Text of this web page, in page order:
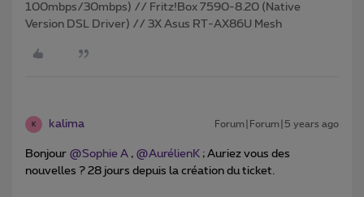
100mbps/30mbps) // Fritz!Box 7590-8.20 (Native
Version DSL Driver) // 3X Asus RT-AX86U Mesh
K kalima Forum|Forum|5 years ago
Bonjour @Sophie A , @AurélienK ; Auriez vous des
nouvelles ? 28 jours depuis la création du ticket.